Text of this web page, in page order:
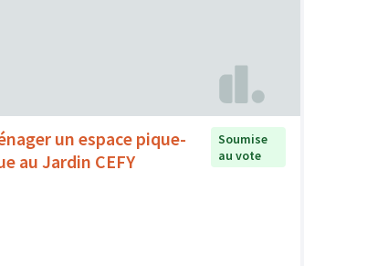
un espace pique-
au Jardin CEFY
Soumise
au vote